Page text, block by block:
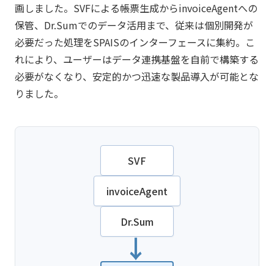
画しました。SVFによる帳票生成からinvoiceAgentへの
保管、Dr.Sumでのデータ活用まで、従来は個別開発が
必要だった処理をSPAISのインターフェースに集約。こ
れにより、ユーザーはデータ連携基盤を自前で構築する
必要がなくなり、安定的かつ迅速な製品導入が可能とな
りました。
SVF
invoiceAgent
Dr.Sum
→